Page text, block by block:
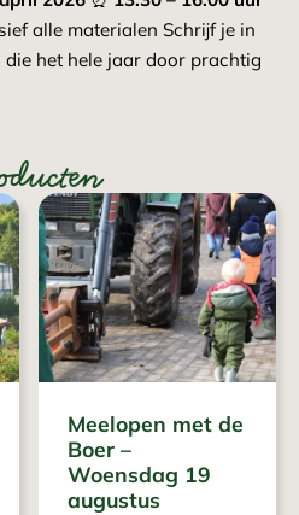
alle materialen Schrijf je in
die het hele jaar door prachtig
Meelopen met de
Boer –
Woensdag 19
augustus